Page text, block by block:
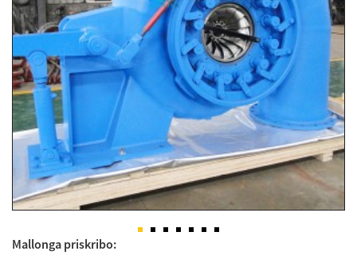
Mallonga priskribo: